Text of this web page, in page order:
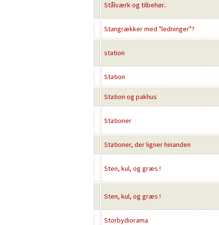
Stålværk og tilbehør..
Stangrækker med "ledninger"?
station
Station
Station og pakhus
Stationer
Stationer, der ligner hinanden
Sten, kul, og græs !
Sten, kul, og græs !
Storbydiorama